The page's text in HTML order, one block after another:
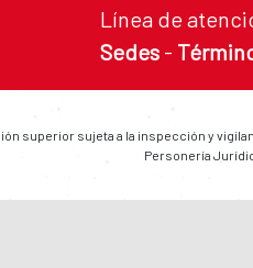
Línea de
Sedes -
superior sujeta a la inspección y
Personería